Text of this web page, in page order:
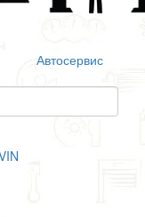
Автосервис